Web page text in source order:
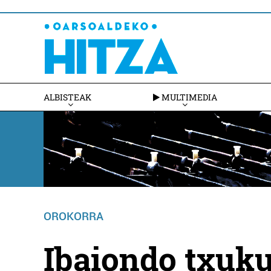
ALBISTEAK MULTIMEDIA
OROKORRA
Ibaiondo